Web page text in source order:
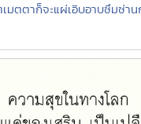
มตตาก็จะแผ่เอิบอาบซึมซ่าน